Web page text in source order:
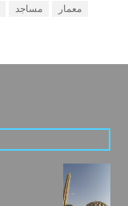
مساجد
معمار